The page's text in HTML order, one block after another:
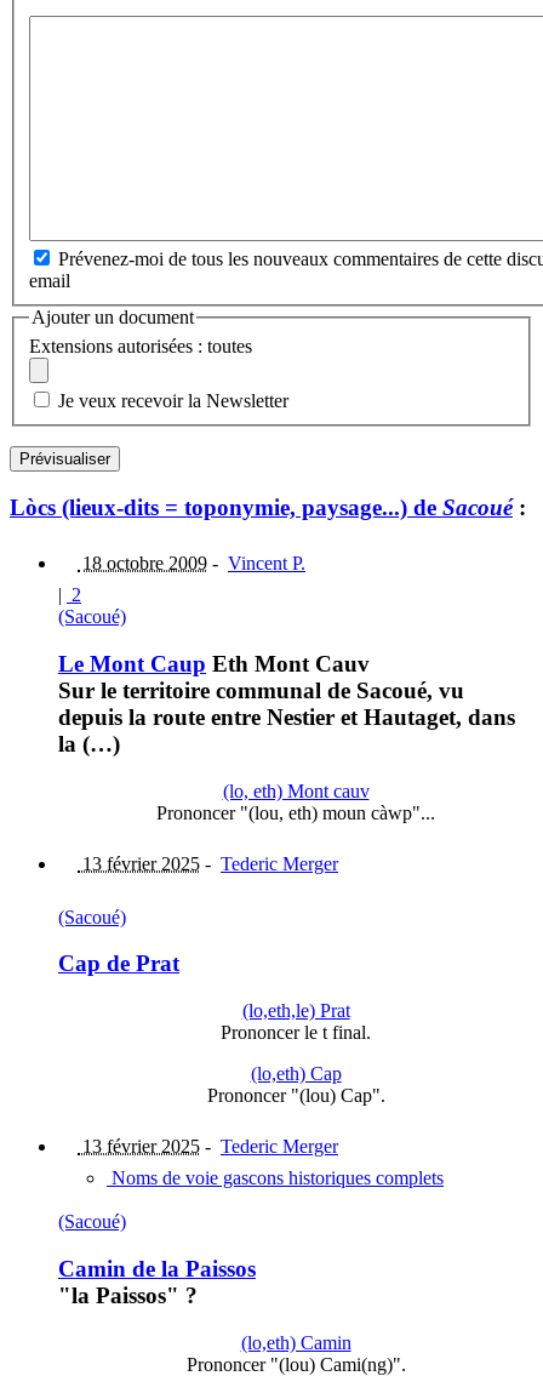
Prévenez-moi de tous les nouveaux commentaires de cette
email
Ajouter un document
Extensions autorisées : toutes
Je veux recevoir la Newsletter
Lòcs (lieux-dits = toponymie, paysage...) de Sacoué:
18 octobre 2009 - Vincent P.
| 2
(Sacoué)
Le Mont Caup Eth Mont Cauv
Sur le territoire communal de Sacoué, vu
depuis la route entre Nestier et Hautaget, dans
la (…)
(lo, eth) Mont cauv
Prononcer "(lou, eth) moun càwp"...
13 février 2025 - Tederic Merger
(Sacoué)
Cap de Prat
(lo,eth,le) Prat
Prononcer le t final.
(lo,eth) Cap
Prononcer "(lou) Cap".
13 février 2025 - Tederic Merger
Noms de voie gascons historiques complets
(Sacoué)
Camin de la Paissos
"la Paissos" ?
(lo,eth) Camin
Prononcer "(lou) Cami(ng)".